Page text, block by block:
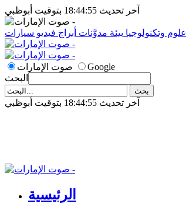
آخر تحديث 18:44:55 بتوقيت أبوظبي
علوم وتكنولوجيا بيئة مدوَّنات أبراج فيديو سيارات
صوت الإمارات
Google
البحث
آخر تحديث 18:44:55 بتوقيت أبوظبي
الرئيسية